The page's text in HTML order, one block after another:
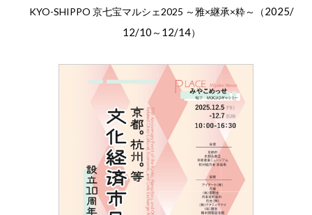
KYO-SHIPPO 京七宝マルシェ2025 ～雅×継承×粋～（2025/
12/10 ～ 12/14）